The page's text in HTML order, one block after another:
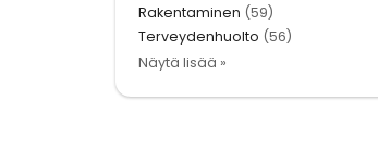
Rakentaminen (59)
Terveydenhuolto (56)
Näytä lisää »